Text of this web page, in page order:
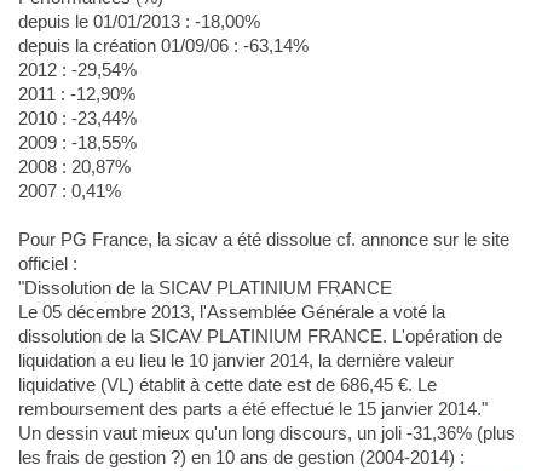
depuis le 01/01/2013 : -18,00%
depuis la création 01/09/06 : -63,14%
2012 : -29,54%
2011 : -12,90%
2010 : -23,44%
2009 : -18,55%
2008 : 20,87%
2007 : 0,41%
Pour PG France, la sicav a été dissolue cf. annonce sur le site
officiel :
"Dissolution de la SICAV PLATINIUM FRANCE
Le 05 décembre 2013, l'Assemblée Générale a voté la
dissolution de la SICAV PLATINIUM FRANCE. L'opération de
liquidation a eu lieu le 10 janvier 2014, la dernière valeur
liquidative (VL) établit à cette date est de 686,45 €. Le
remboursement des parts a été effectué le 15 janvier 2014."
Un dessin vaut mieux qu'un long discours, un joli -31,36% (plus
les frais de gestion ?) en 10 ans de gestion (2004-2014) :